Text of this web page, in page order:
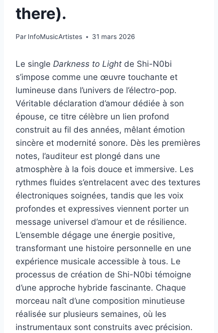
there).
Par InfoMusicArtistes 31 mars 2026
Le single Darkness to Light de Shi-N0bi
s’impose comme une œuvre touchante et
lumineuse dans l’univers de l’électro-pop.
Véritable déclaration d’amour dédiée à son
épouse, ce titre célèbre un lien profond
construit au fil des années, mêlant émotion
sincère et modernité sonore. Dès les premières
notes, l’auditeur est plongé dans une
atmosphère à la fois douce et immersive. Les
rythmes fluides s’entrelacent avec des textures
électroniques soignées, tandis que les voix
profondes et expressives viennent porter un
message universel d’amour et de résilience.
L’ensemble dégage une énergie positive,
transformant une histoire personnelle en une
expérience musicale accessible à tous. Le
processus de création de Shi-N0bi témoigne
d’une approche hybride fascinante. Chaque
morceau naît d’une composition minutieuse
réalisée sur plusieurs semaines, où les
instrumentaux sont construits avec précision.